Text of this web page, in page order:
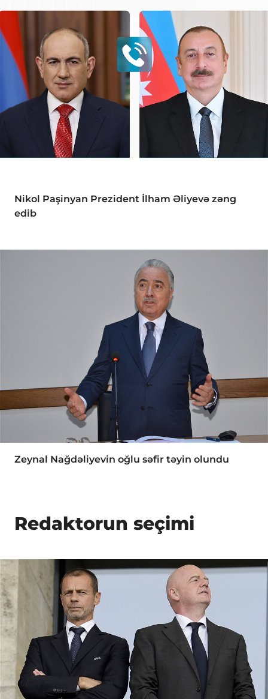
Nikol Paşinyan Prezident İlham Əliyevə zəng
edib
Zeynal Nağdəliyevin oğlu səfir təyin olundu
Redaktorun seçimi